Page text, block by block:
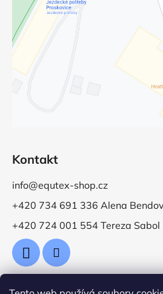
Kontakt
info@equtex-shop.cz
+420 734 691 336 Alena
+420 724 001 554 Tereza Sabol